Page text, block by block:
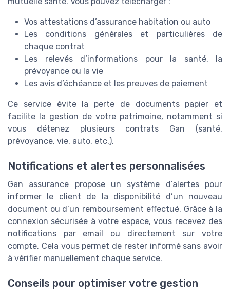
Vos attestations d’assurance habitation ou auto
Les conditions générales et particulières de
chaque contrat
Les relevés d’informations pour la santé, la
prévoyance ou la vie
Les avis d’échéance et les preuves de paiement
Ce service évite la perte de documents papier et
facilite la gestion de votre patrimoine, notamment si
vous détenez plusieurs contrats Gan (santé,
prévoyance, vie, auto, etc.).
Notifications et alertes personnalisées
Gan assurance propose un système d’alertes pour
informer le client de la disponibilité d’un nouveau
document ou d’un remboursement effectué. Grâce à la
connexion sécurisée à votre espace, vous recevez des
notifications par email ou directement sur votre
compte. Cela vous permet de rester informé sans avoir
à vérifier manuellement chaque service.
Conseils pour optimiser votre gestion